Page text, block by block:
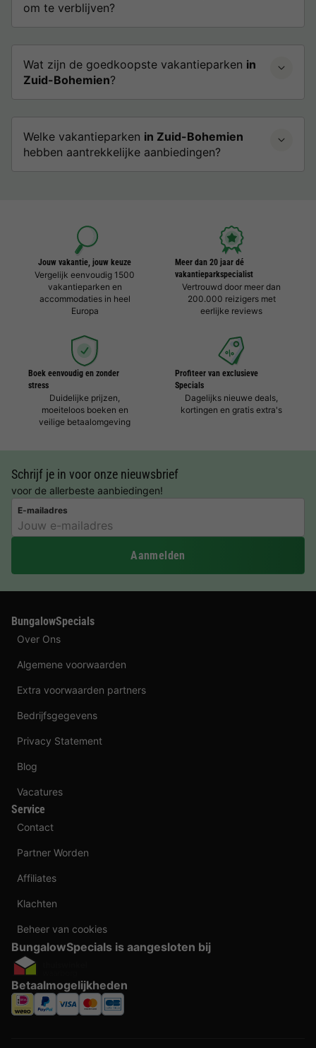
om te verblijven?
Wat zijn de goedkoopste vakantieparken in
Zuid-Bohemien?
Welke vakantieparken in Zuid-Bohemien
hebben aantrekkelijke aanbiedingen?
Jouw vakantie, jouw keuze
Vergelijk eenvoudig 1500
vakantieparken en
accommodaties in heel
Europa
Meer dan 20 jaar dé
vakantieparkspecialist
Vertrouwd door meer dan
200.000 reizigers met
eerlijke reviews
Boek eenvoudig en zonder
stress
Duidelijke prijzen,
moeiteloos boeken en
veilige betaalomgeving
Profiteer van exclusieve
Specials
Dagelijks nieuwe deals,
kortingen en gratis extra's
Schrijf je in voor onze nieuwsbrief
voor de allerbeste aanbiedingen!
E-mailadres
Aanmelden
BungalowSpecials
Over Ons
Algemene voorwaarden
Extra voorwaarden partners
Bedrijfsgegevens
Privacy Statement
Blog
Vacatures
Service
Contact
Partner Worden
Affiliates
Klachten
Beheer van cookies
BungalowSpecials is aangesloten bij
Betaalmogelijkheden